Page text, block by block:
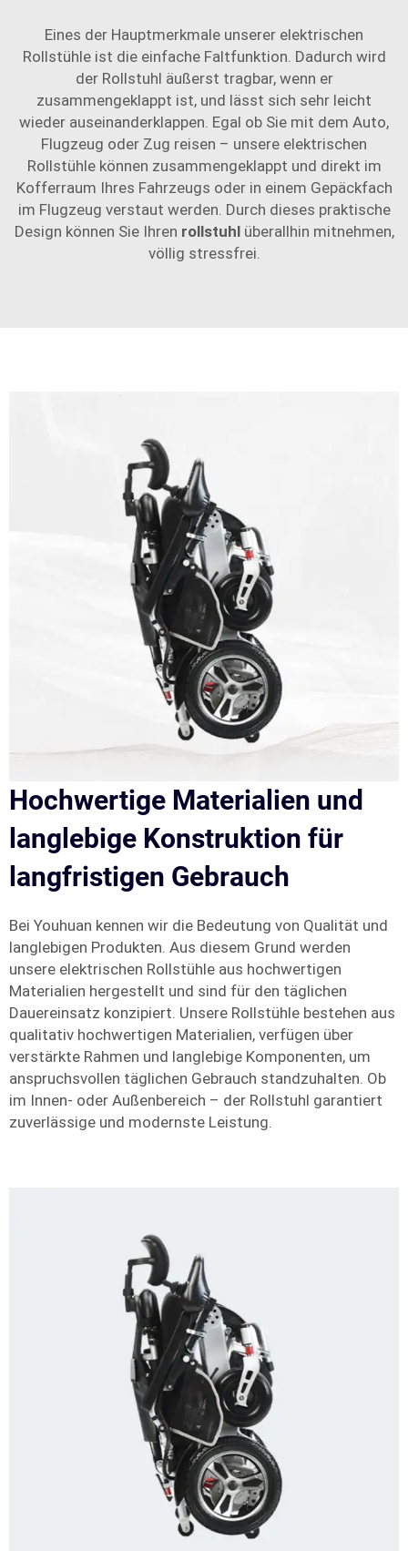
Eines der Hauptmerkmale unserer elektrischen
Rollstühle ist die einfache Faltfunktion. Dadurch wird
der Rollstuhl äußerst tragbar, wenn er
zusammengeklappt ist, und lässt sich sehr leicht
wieder auseinanderklappen. Egal ob Sie mit dem Auto,
Flugzeug oder Zug reisen – unsere elektrischen
Rollstühle können zusammengeklappt und direkt im
Kofferraum Ihres Fahrzeugs oder in einem Gepäckfach
im Flugzeug verstaut werden. Durch dieses praktische
Design können Sie Ihren rollstuhl überallhin mitnehmen,
völlig stressfrei.
Hochwertige Materialien und
langlebige Konstruktion für
langfristigen Gebrauch
Bei Youhuan kennen wir die Bedeutung von Qualität und
langlebigen Produkten. Aus diesem Grund werden
unsere elektrischen Rollstühle aus hochwertigen
Materialien hergestellt und sind für den täglichen
Dauereinsatz konzipiert. Unsere Rollstühle bestehen aus
qualitativ hochwertigen Materialien, verfügen über
verstärkte Rahmen und langlebige Komponenten, um
anspruchsvollen täglichen Gebrauch standzuhalten. Ob
im Innen- oder Außenbereich – der Rollstuhl garantiert
zuverlässige und modernste Leistung.